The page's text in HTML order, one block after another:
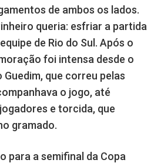
de ambos os lados.
queria: esfriar a partida
de Rio do Sul. Após o
foi intensa desde o
que correu pelas
o jogo, até
e torcida, que
gramado.
para a semifinal da Copa